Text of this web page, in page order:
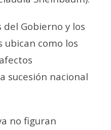
Gobierno y los
ubican como los
sucesión nacional
no figuran